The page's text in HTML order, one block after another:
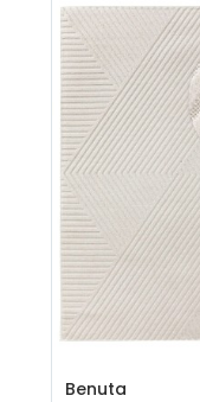
Benuta